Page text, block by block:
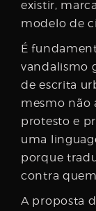
existir,
modelo de
É
vandalismo
de escrita
mesmo não
protesto e
uma
porque
contra
A proposta